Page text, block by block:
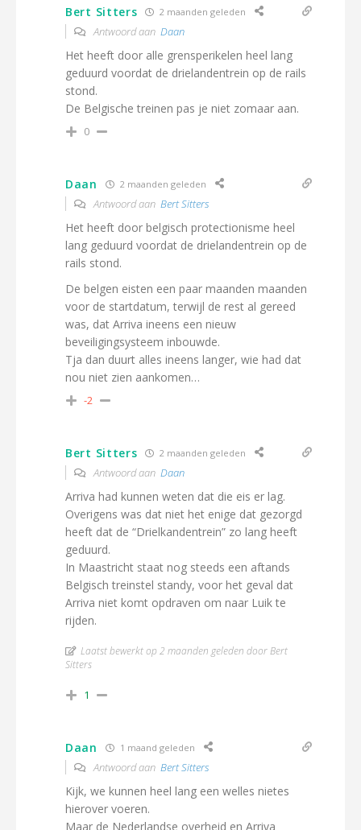
Bert Sitters 2 maanden geleden
Antwoord aan Daan
Het heeft door alle grensperikelen heel lang
geduurd voordat de drielandentrein op de rails
stond.
De Belgische treinen pas je niet zomaar aan.
0
Daan 2 maanden geleden
Antwoord aan Bert Sitters
Het heeft door belgisch protectionisme heel
lang geduurd voordat de drielandentrein op de
rails stond.
De belgen eisten een paar maanden maanden
voor de startdatum, terwijl de rest al gereed
was, dat Arriva ineens een nieuw
beveiligingsysteem inbouwde.
Tja dan duurt alles ineens langer, wie had dat
nou niet zien aankomen…
-2
Bert Sitters 2 maanden geleden
Antwoord aan Daan
Arriva had kunnen weten dat die eis er lag.
Overigens was dat niet het enige dat gezorgd
heeft dat de “Drielkandentrein” zo lang heeft
geduurd.
In Maastricht staat nog steeds een aftands
Belgisch treinstel standy, voor het geval dat
Arriva niet komt opdraven om naar Luik te
rijden.
Laatst bewerkt op 2 maanden geleden door Bert
Sitters
1
Daan 1 maand geleden
Antwoord aan Bert Sitters
Kijk, we kunnen heel lang een welles nietes
hierover voeren.
Maar de Nederlandse overheid en Arriva